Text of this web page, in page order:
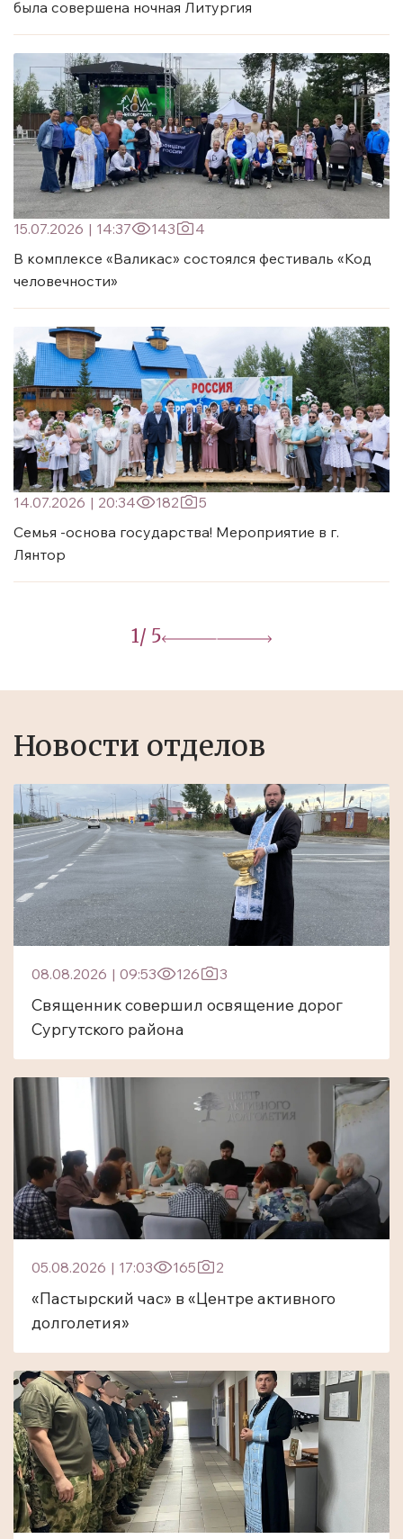
была совершена ночная Литургия
15.07.2026 | 14:37 143
4
В комплексе «Валикас» состоялся фестиваль «Код
человечности»
14.07.2026 | 20:34 182
5
Семья -основа государства! Мероприятие в г.
Лянтор
1/ 5
Новости отделов
08.08.2026 | 09:53 126 3
Священник совершил освящение дорог
Сургутского района
05.08.2026 | 17:03 165 2
«Пастырский час» в «Центре активного
долголетия»